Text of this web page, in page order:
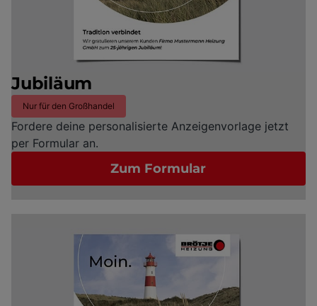
Jubiläum
Nur für den Großhandel
Fordere deine personalisierte Anzeigenvorlage jetzt
per Formular an.
Zum Formular